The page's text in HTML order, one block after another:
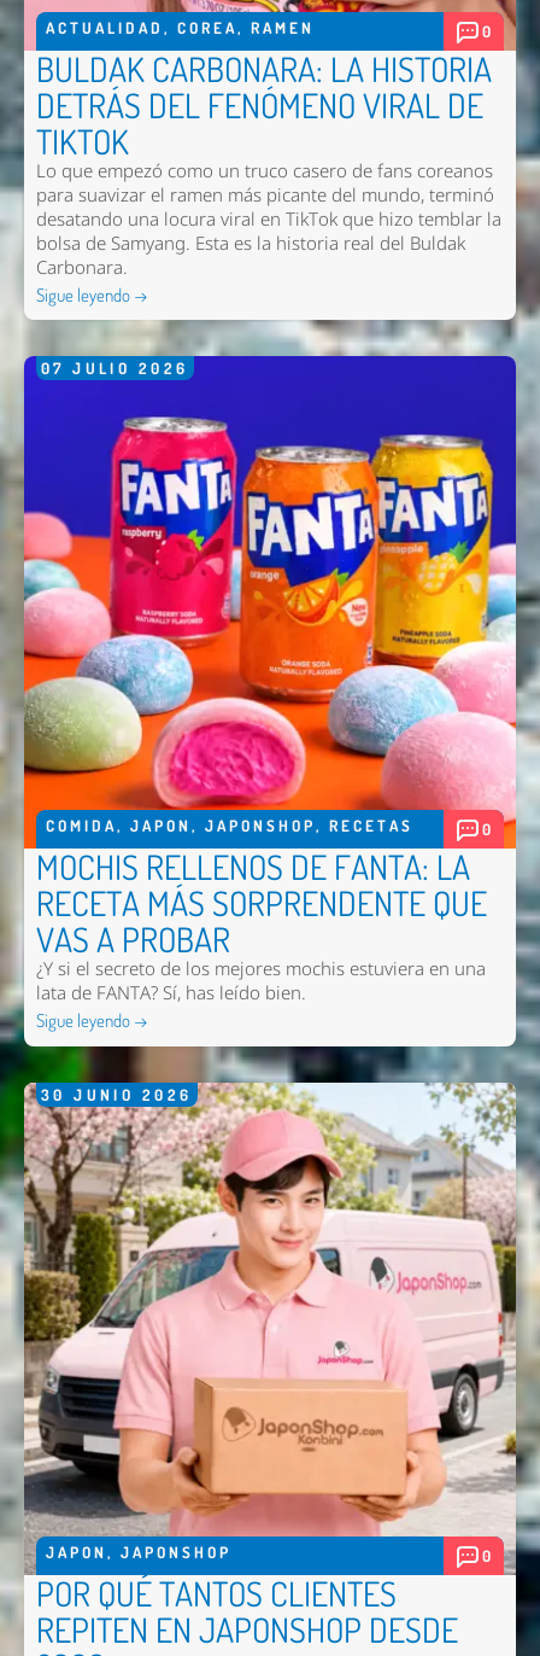
ACTUALIDAD , COREA, RAMEN 0
BULDAK CARBONARA: LA HISTORIA
DETRÁS DEL FENÓMENO VIRAL DE
TIKTOK
Lo que empezó como un truco casero de fans coreanos
para suavizar el ramen más picante del mundo, terminó
desatando una locura viral en TikTok que hizo temblar la
bolsa de Samyang. Esta es la historia real del Buldak
Carbonara.
Sigue leyendo →
07 JULIO 2026
COMIDA, JAPON , JAPONSHOP, RECETAS 0
MOCHIS RELLENOS DE FANTA: LA
RECETA MÁS SORPRENDENTE QUE
VAS A PROBAR
¿Y si el secreto de los mejores mochis estuviera en una
lata de FANTA? Sí, has leído bien.
Sigue leyendo →
30 JUNIO 2026
JAPON , JAPONSHOP 0
POR QUÉ TANTOS CLIENTES
REPITEN EN JAPONSHOP DESDE